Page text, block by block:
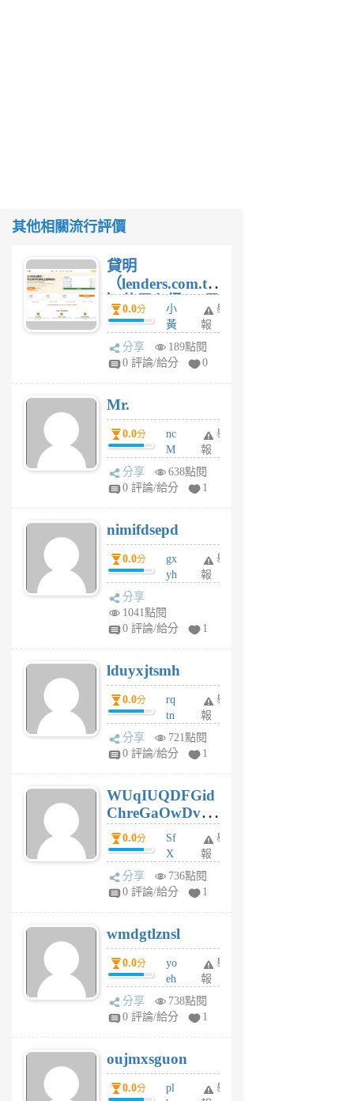
其他相關流行評價
貸明
（lenders.com.tw
）使用心得 — 民
間貸款比較平台
體驗
0.0分
小
黃
蜂
1
舉
報
分享
189點閱
0 評論/給分
0
Mr.
0.0分
nc
M
U
F
U
5
個
月
舉
報
分享
638點閱
0 評論/給分
1
nimifdsepd
0.0分
gx
yh
jl
月
前
舉
報
分享
1041點閱
0 評論/給分
1
lduyxjtsmh
0.0分
rq
tn
jt
gl
個
月
前
舉
報
分享
721點閱
0 評論/給分
1
WUqIUQDFGid
ChreGaOwDv
dY0.0分
Sf
X
Pe
Jc
R
P
m
v
A
V
個
月
前
舉
報
分享
736點閱
0 評論/給分
1
wmdgtlznsl
0.0分
yo
eh
ld
gy
個
月
前
舉
報
分享
738點閱
0 評論/給分
1
oujmxsguon
0.0分
pl
舉